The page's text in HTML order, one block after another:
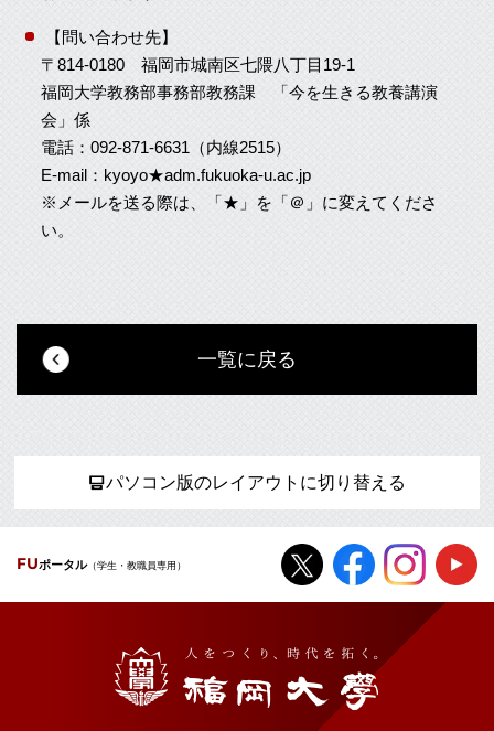
【問い合わせ先】
〒814-0180 福岡市城南区七隈八丁目19-1
福岡大学教務部事務部教務課 「今を生きる教養講演
会」係
電話：092-871-6631（内線2515）
E-mail：kyoyo★adm.fukuoka-u.ac.jp
※メールを送る際は、「★」を「＠」に変えてくださ
い。
一覧に戻る
パソコン版のレイアウトに切り替える
FUポータル（学生・教職員専用）